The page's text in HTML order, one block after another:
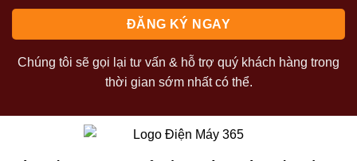
Chúng tôi sẽ gọi lại tư vấn & hỗ trợ quý khách hàng trong
thời gian sớm nhất có thể.